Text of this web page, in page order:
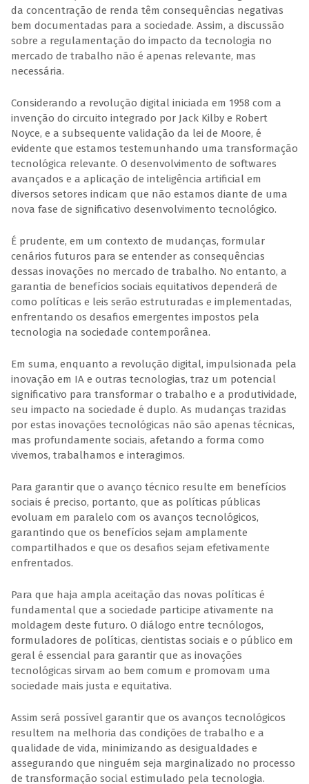
da concentração de renda têm consequências negativas
bem documentadas para a sociedade. Assim, a discussão
sobre a regulamentação do impacto da tecnologia no
mercado de trabalho não é apenas relevante, mas
necessária.
Considerando a revolução digital iniciada em 1958 com a
invenção do circuito integrado por Jack Kilby e Robert
Noyce, e a subsequente validação da lei de Moore, é
evidente que estamos testemunhando uma transformação
tecnológica relevante. O desenvolvimento de softwares
avançados e a aplicação de inteligência artificial em
diversos setores indicam que não estamos diante de uma
nova fase de significativo desenvolvimento tecnológico.
É prudente, em um contexto de mudanças, formular
cenários futuros para se entender as consequências
dessas inovações no mercado de trabalho. No entanto, a
garantia de benefícios sociais equitativos dependerá de
como políticas e leis serão estruturadas e implementadas,
enfrentando os desafios emergentes impostos pela
tecnologia na sociedade contemporânea.
Em suma, enquanto a revolução digital, impulsionada pela
inovação em IA e outras tecnologias, traz um potencial
significativo para transformar o trabalho e a produtividade,
seu impacto na sociedade é duplo. As mudanças trazidas
por estas inovações tecnológicas não são apenas técnicas,
mas profundamente sociais, afetando a forma como
vivemos, trabalhamos e interagimos.
Para garantir que o avanço técnico resulte em benefícios
sociais é preciso, portanto, que as políticas públicas
evoluam em paralelo com os avanços tecnológicos,
garantindo que os benefícios sejam amplamente
compartilhados e que os desafios sejam efetivamente
enfrentados.
Para que haja ampla aceitação das novas políticas é
fundamental que a sociedade participe ativamente na
moldagem deste futuro. O diálogo entre tecnólogos,
formuladores de políticas, cientistas sociais e o público em
geral é essencial para garantir que as inovações
tecnológicas sirvam ao bem comum e promovam uma
sociedade mais justa e equitativa.
Assim será possível garantir que os avanços tecnológicos
resultem na melhoria das condições de trabalho e a
qualidade de vida, minimizando as desigualdades e
assegurando que ninguém seja marginalizado no processo
de transformação social estimulado pela tecnologia.